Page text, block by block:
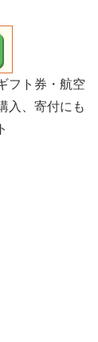
フト券・航空
入、寄付にも